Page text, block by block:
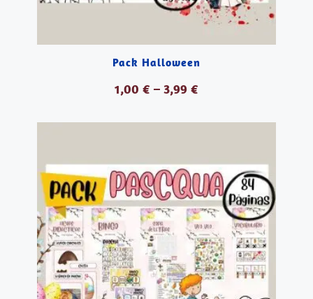
Pack Halloween
1,00 € – 3,99 €